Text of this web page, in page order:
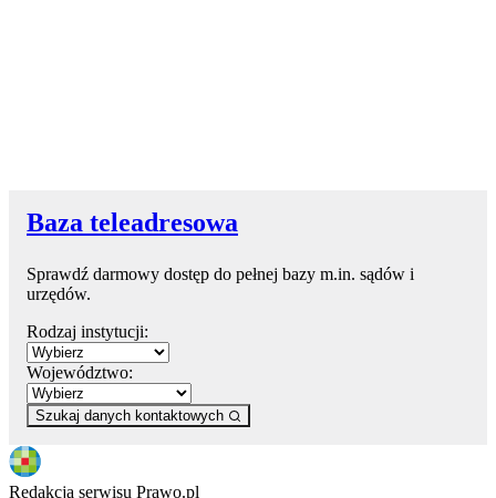
Baza teleadresowa
Sprawdź darmowy dostęp do pełnej bazy m.in. sądów i
urzędów.
Rodzaj instytucji:
Województwo:
Szukaj danych kontaktowych
Redakcja serwisu Prawo.pl